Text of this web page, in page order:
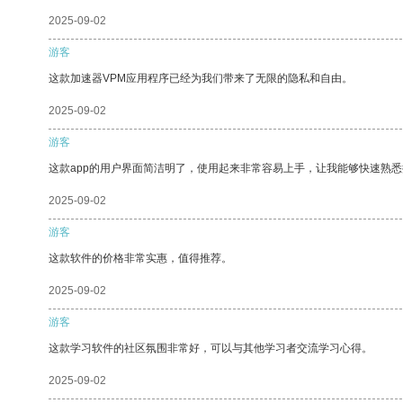
2025-09-02
游客
这款加速器VPM应用程序已经为我们带来了无限的隐私和自由。
2025-09-02
游客
这款app的用户界面简洁明了，使用起来非常容易上手，让我能够快速熟
2025-09-02
游客
这款软件的价格非常实惠，值得推荐。
2025-09-02
游客
这款学习软件的社区氛围非常好，可以与其他学习者交流学习心得。
2025-09-02